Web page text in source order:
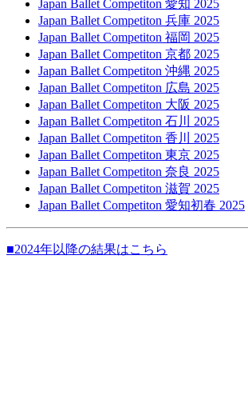
Japan Ballet Competiton 愛知 2025
Japan Ballet Competiton 兵庫 2025
Japan Ballet Competiton 福岡 2025
Japan Ballet Competiton 京都 2025
Japan Ballet Competiton 沖縄 2025
Japan Ballet Competiton 広島 2025
Japan Ballet Competiton 大阪 2025
Japan Ballet Competiton 石川 2025
Japan Ballet Competiton 香川 2025
Japan Ballet Competiton 東京 2025
Japan Ballet Competiton 奈良 2025
Japan Ballet Competiton 滋賀 2025
Japan Ballet Competiton 愛知初春 2025
■2024年以降の結果はこちら